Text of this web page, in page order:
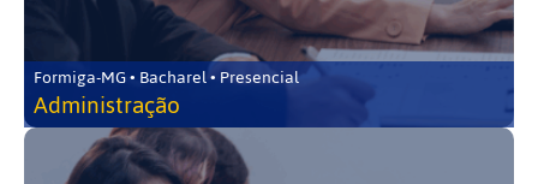
Formiga-MG • Bacharel • Presencial
Administração